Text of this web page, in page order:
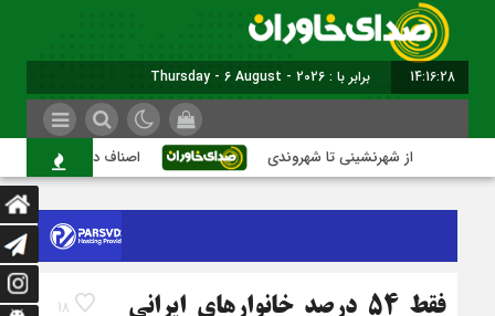
14:16:29 برابر با : Thursday - 6 August - 2026
از شهرنشینی تا شهروندی اصناف در حاشیه
18
فقط ۵۴ درصد خانوارهای ایرانی